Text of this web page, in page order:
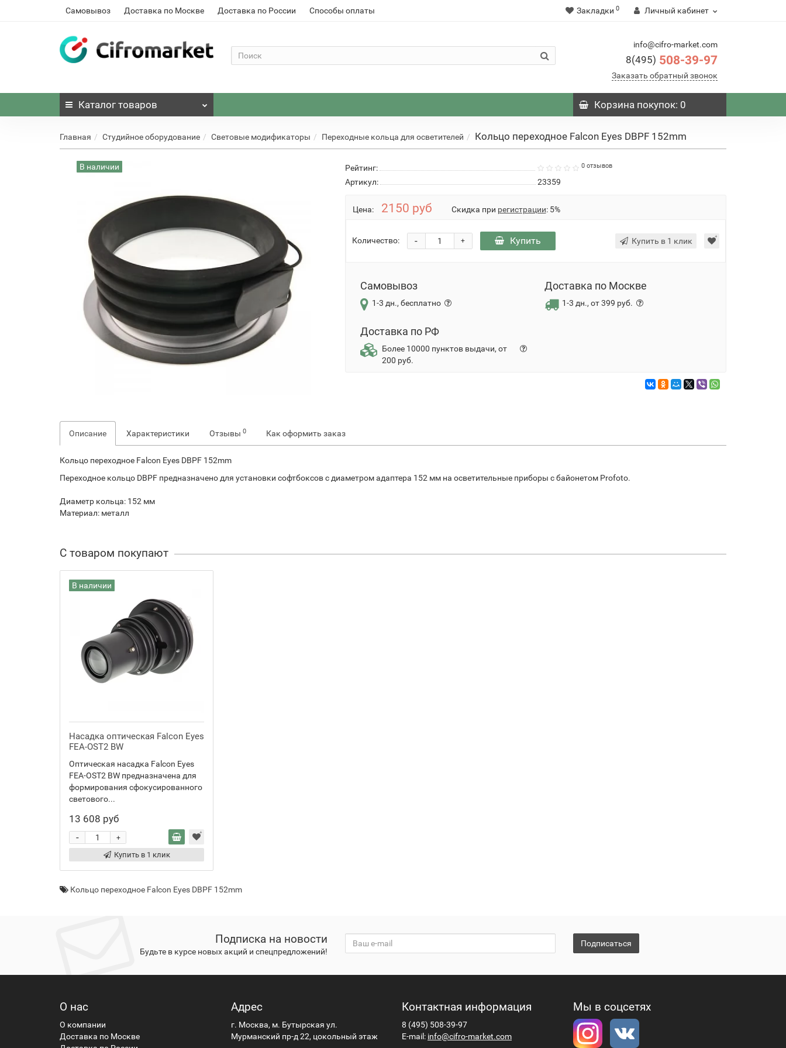
Самовывоз Доставка по Москве Доставка по России Способы оплаты Закладки 0 Личный кабинет
info@cifro-market.com
8(495) 508-39-97
Заказать обратный звонок
Каталог товаров Корзинапокупок: 0
Главная Студийное оборудование Световые модификаторы Переходные кольца для осветителей Кольцо переходное Falcon Eyes DBPF 152mm
В наличии Рейтинг: 0 отзывов
Артикул: 23359
Цена: 2150 руб Скидка при регистрации: 5%
Количество: +
- Купить Купить в 1 клик
Самовывоз
1-3 дн., бесплатно
Доставка по Москве
1-3 дн., от 399 руб.
Доставка по РФ
Более 10000 пунктов выдачи, от
200 руб.
Описание Характеристики Отзывы 0 Как оформить заказ
Кольцо переходное Falcon Eyes DBPF 152mm
Переходное кольцо DBPF предназначено для установки софтбоксов с диаметром адаптера 152 мм на осветительные приборы с байонетом Profoto.
Диаметр кольца: 152 мм
Материал: металл
С товаром покупают
В наличии
Насадка оптическая Falcon Eyes
FEA-OST2 BW
Оптическая насадка Falcon Eyes
FEA-OST2 BW предназначена для
формирования сфокусированного
светового...
13 608 руб
+
-
Купить в 1 клик
Кольцо переходное Falcon Eyes DBPF 152mm
Подписка на новости
Будьте в курсе новых акций и спецпредложений!
Подписаться
О нас
О компании
Доставка по Москве
Адрес
г. Москва, м. Бутырская ул.
Мурманский пр-д 22, цокольный этаж
Контактная информация
8 (495) 508-39-97
E-mail: info@cifro-market.com
Мы в соцсетях